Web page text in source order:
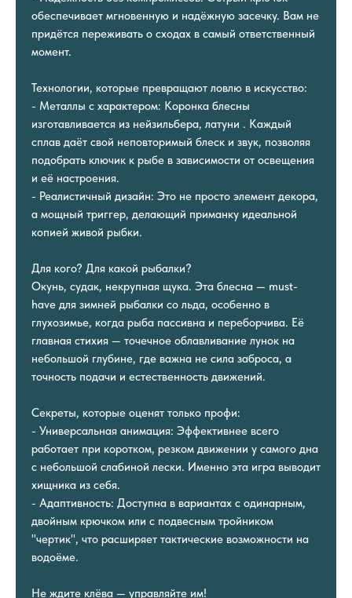
обеспечивает мгновенную и надёжную засечку. Вам не
придётся переживать о сходах в самый ответственный
момент.
Технологии, которые превращают ловлю в искусство:
- Металлы с характером: Коронка блесны
изготавливается из нейзильбера, латуни . Каждый
сплав даёт свой неповторимый блеск и звук, позволяя
подобрать ключик к рыбе в зависимости от освещения
и её настроения.
- Реалистичный дизайн: Это не просто элемент декора,
а мощный триггер, делающий приманку идеальной
копией живой рыбки.
Для кого? Для какой рыбалки?
Окунь, судак, некрупная щука. Эта блесна — must-
have для зимней рыбалки со льда, особенно в
глухозимье, когда рыба пассивна и переборчива. Её
главная стихия — точечное облавливание лунок на
небольшой глубине, где важна не сила заброса, а
точность подачи и естественность движений.
Секреты, которые оценят только профи:
- Универсальная анимация: Эффективнее всего
работает при коротком, резком движении у самого дна
с небольшой слабиной лески. Именно эта игра выводит
хищника из себя.
- Адаптивность: Доступна в вариантах с одинарным,
двойным крючком или с подвесным тройником
"чертик", что расширяет тактические возможности на
водоёме.
Не ждите клёва — управляйте им!